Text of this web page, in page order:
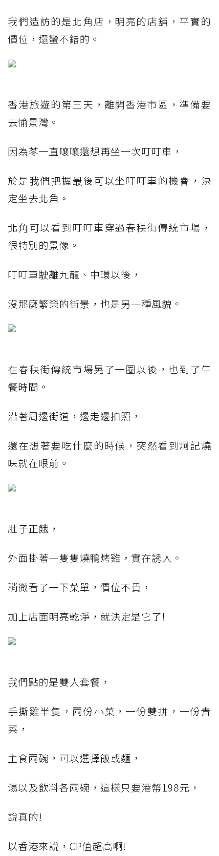
我們造訪的是北角店，明亮的店舖，平實的
價位，還蠻不錯的。
香港旅遊的第三天，離開香港市區，準備要
去愉景灣。
因為苳一直嚷嚷還想再坐一次叮叮車，
於是我們把握最後可以坐叮叮車的機會，決
定坐去北角。
北角可以看到叮叮車穿過春秧街傳統市場，
很特別的景像。
叮叮車駛離九龍、中環以後，
沒那麼繁榮的街景，也是另一種風貌。
在春秧街傳統市場晃了一圈以後，也到了午
餐時間。
沿著周邊街道，邊走邊拍照，
還在想著要吃什麼的時候，突然看到炯記燒
味就在眼前。
肚子正餓，
外面掛著一隻隻燒鴨烤雞，實在誘人。
稍微看了一下菜單，價位不貴，
加上店面明亮乾淨，就決定是它了!
我們點的是雙人套餐，
手撕雞半隻，兩份小菜，一份雙拼，一份青
菜，
主食兩碗，可以選擇飯或麵，
湯以及飲料各兩碗，這樣只要港幣198元，
說真的!
以香港來說，CP值超高啊!